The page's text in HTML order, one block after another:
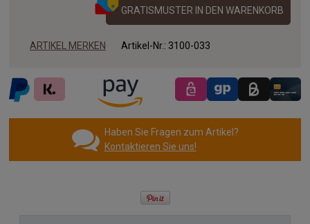
GRATISMUSTER IN DEN WARENKORB
ARTIKEL MERKEN Artikel-Nr.: 3100-033
Haben Sie Fragen zum Artikel?
Kontaktieren Sie uns!